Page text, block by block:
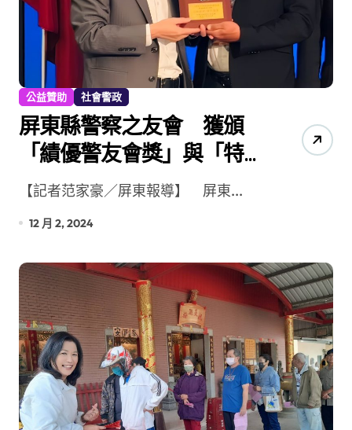
公益贊助 社會警政
屏東縣警察之友會 獲頒
「績優警友會獎」與「特
殊貢獻獎」
【記者范家豪／屏東報導】 屏東...
12 月 2, 2024